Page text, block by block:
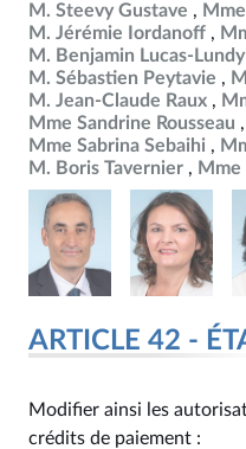
M. Steevy Gustave
M. Jérémie Iordanoff
M. Benjamin Lucas-Lundy
M. Sébastien Peytavie
M. Jean-Claude Raux
Mme Sandrine Rousseau
Mme Sabrina Sebaihi
M. Boris Tavernier
ARTICLE 42 -
Modifier ainsi les
crédits de paiement :